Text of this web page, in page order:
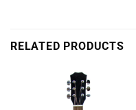
RELATED PRODUCTS